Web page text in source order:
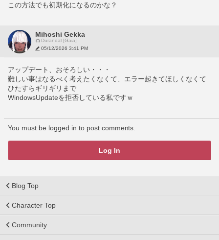
この方法でも初期化になるのかな？
Mihoshi Gekka
Durandal [Gaia]
05/12/2026 3:41 PM
アップデート、おそろしい・・・
難しい事はなるべく考えたくなくて、エラー起きてほしくなくて
ひたすらギリギリまで
WindowsUpdateを拒否している私ですｗ
You must be logged in to post comments.
Log In
Blog Top
Character Top
Community